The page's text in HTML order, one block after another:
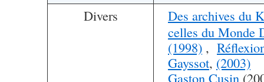
Divers
Des archives du
celles du Monde
(1998) ,
Gayssot, (2003)
Gaston Cusin